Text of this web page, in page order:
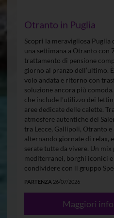
Otranto in Puglia
Scopri la meravigliosa Puglia
una settimana a Otranto con
trattamento di pensione
giorno al pranzo dell’ultimo.
volo andata e ritorno con
soluzione ancora più
che include l’utilizzo dei
aree dedicate delle calette.
atmosfere autentiche del
tra Lecce, Gallipoli, Otranto e
alternando giornate di relax,
serate tutte da vivere. Un
mediterranei, borghi iconici
condividere con il gruppo
PARTENZA 26/07/2026
Maggiori